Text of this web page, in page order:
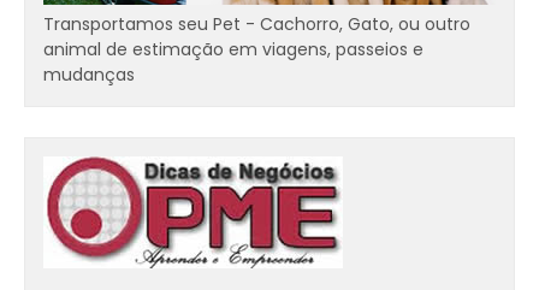
Transportamos seu Pet - Cachorro, Gato, ou outro
animal de estimação em viagens, passeios e
mudanças